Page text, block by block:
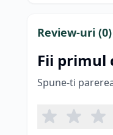
Review-uri (0)
Fii primul
Spune-ti